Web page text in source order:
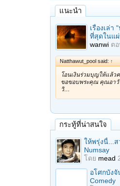
แนะนำ
เรื่องเล่า
ที่สุดในแ
wanwi ต
Natthawut_pool said: ↑
โอนเงินร่วมบุญให้แล้ว
ขอขอบพระคุณ คุณอา
วิ…
กระทู้ที่น่าสนใจ
ให้พรุ่งนี้...ส
Numsay
โดย mead
อโศกบัง
Comedy